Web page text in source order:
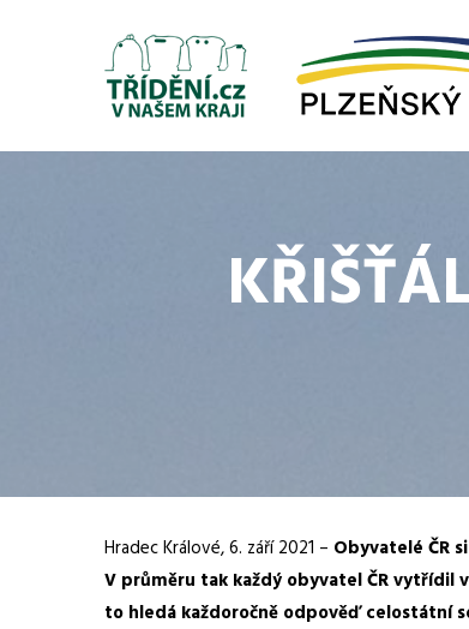
Hradec Králové, 6. září 2021 – Obyvatelé ČR
V průměru tak každý obyvatel ČR vytřídil
to hledá každoročně odpověď celostátní